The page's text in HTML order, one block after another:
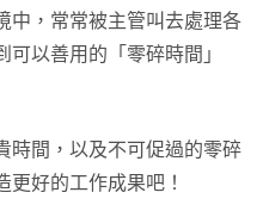
中，常常被主管叫去處理各
以善用的「零碎時間」
時間，以及不可促過的零碎
更好的工作成果吧！